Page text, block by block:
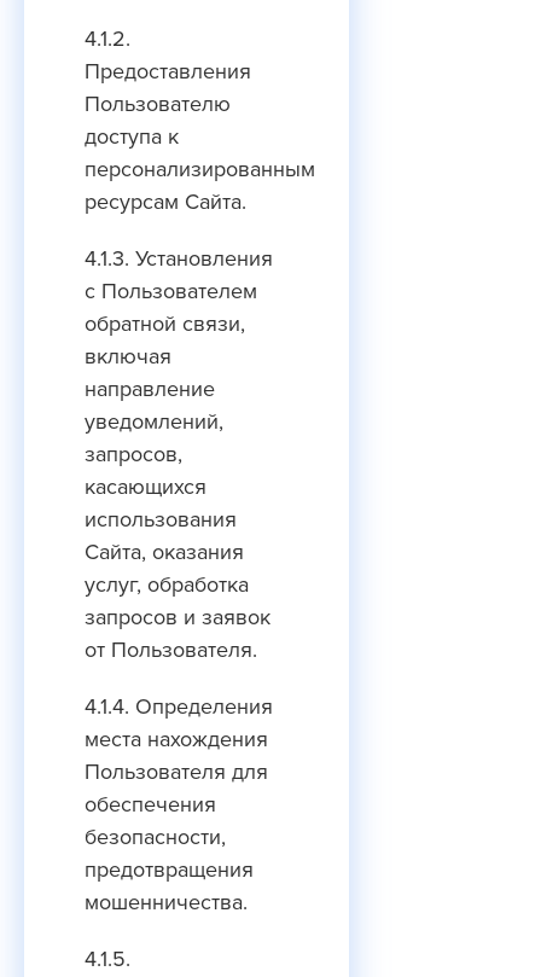
4.1.2.
Предоставления
Пользователю
доступа к
персонализированным
ресурсам Сайта.
4.1.3. Установления
с Пользователем
обратной связи,
включая
направление
уведомлений,
запросов,
касающихся
использования
Сайта, оказания
услуг, обработка
запросов и заявок
от Пользователя.
4.1.4. Определения
места нахождения
Пользователя для
обеспечения
безопасности,
предотвращения
мошенничества.
4.1.5.